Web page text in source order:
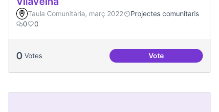
Taula Comunitària, març 2022
Projectes comunitaris
0
0
0 Votes VoteVilaveïna